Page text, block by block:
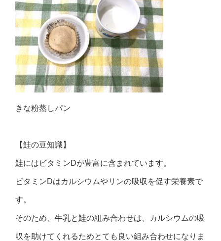
きな粉蒸しパン
【鮭の豆知識】
鮭にはビタミンDが豊富に含まれています。
ビタミンDはカルシウムやリンの吸収を促す栄養素で
す。
そのため、牛乳と鮭の組み合わせは、カルシウムの吸
収を助けてくれるためとても良い組み合わせになりま